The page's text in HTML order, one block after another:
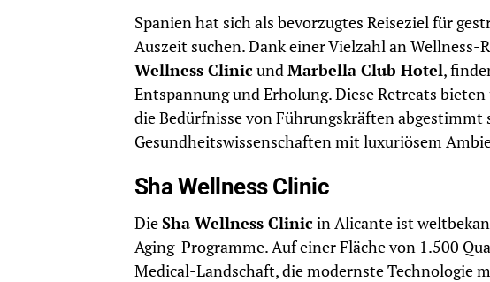
Spanien hat sich als bevorzugtes Reiseziel für
Auszeit suchen. Dank einer Vielzahl an
Wellness Clinic undMarbella Club Hotel,
Entspannung und Erholung. Diese Retreats
die Bedürfnisse von Führungskräften
Gesundheitswissenschaften mit luxuriösem
Sha Wellness Clinic
DieSha Wellness Clinic in Alicante ist
Aging-Programme. Auf einer Fläche von 1.500
Medical-Landschaft, die modernste